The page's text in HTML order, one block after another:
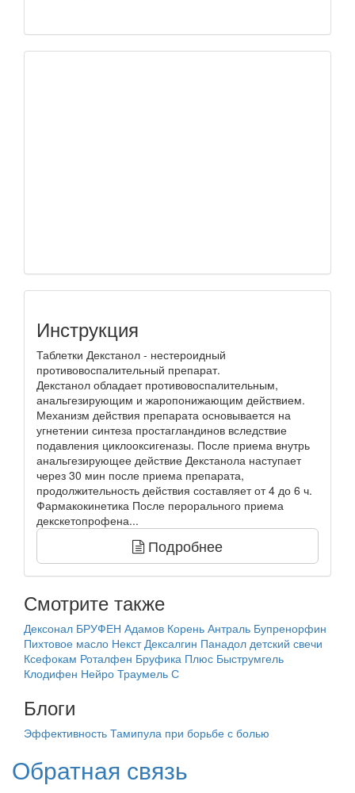
Инструкция
Таблетки Декстанол - нестероидный
противовоспалительный препарат.
Декстанол обладает противовоспалительным,
анальгезирующим и жаропонижающим действием.
Механизм действия препарата основывается на
угнетении синтеза простагландинов вследствие
подавления циклооксигеназы. После приема внутрь
анальгезирующее действие Декстанола наступает
через 30 мин после приема препарата,
продолжительность действия составляет от 4 до 6 ч.
Фармакокинетика После перорального приема
декскетопрофена...
Подробнее
Смотрите также
Дексонал БРУФЕН Адамов Корень Антраль Бупренорфин
Пихтовое масло Некст Дексалгин Панадол детский свечи
Ксефокам Роталфен Бруфика Плюс Быструмгель
Клодифен Нейро Траумель С
Блоги
Эффективность Тамипула при борьбе с болью
Обратная связь